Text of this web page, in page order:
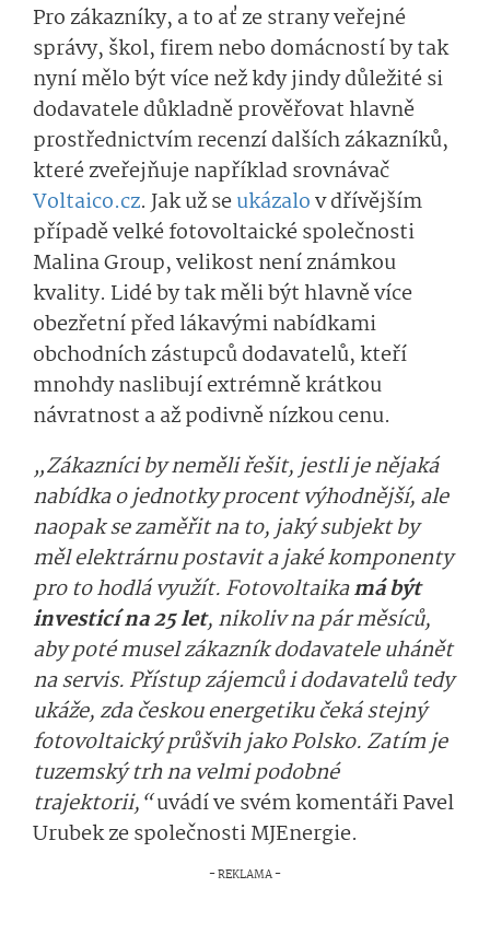
Pro zákazníky, a to ať ze strany veřejné
správy, škol, firem nebo domácností by tak
nyní mělo být více než kdy jindy důležité si
dodavatele důkladně prověřovat hlavně
prostřednictvím recenzí dalších zákazníků,
které zveřejňuje například srovnávač
Voltaico.cz. Jak už seukázalov dřívějším
případě velké fotovoltaické společnosti
Malina Group, velikost není známkou
kvality. Lidé by tak měli být hlavně více
obezřetní před lákavými nabídkami
obchodních zástupců dodavatelů, kteří
mnohdy naslibují extrémně krátkou
návratnost a až podivně nízkou cenu.
„Zákazníci by neměli řešit, jestli je nějaká
nabídka o jednotky procent výhodnější, ale
naopak se zaměřit na to, jaký subjekt by
měl elektrárnu postavit a jaké komponenty
pro to hodlá využít. Fotovoltaikamá být
investicí na 25 let, nikoliv na pár měsíců,
aby poté musel zákazník dodavatele uhánět
na servis. Přístup zájemců i dodavatelů tedy
ukáže, zda českou energetiku čeká stejný
fotovoltaický průšvih jako Polsko. Zatím je
tuzemský trh na velmi podobné
trajektorii,“uvádí ve svém komentáři Pavel
Urubek ze společnosti MJEnergie.